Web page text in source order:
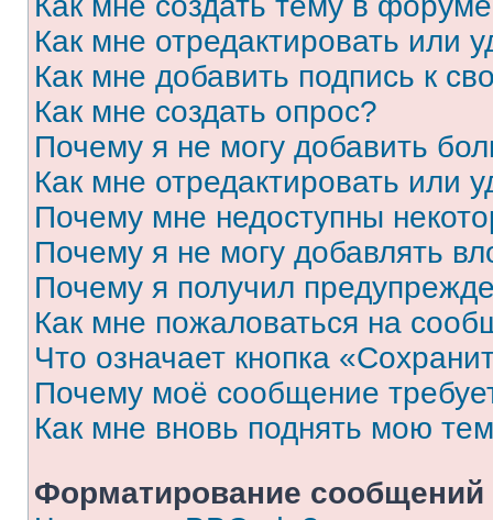
Как мне отредактировать или
Как мне добавить подпись к
Как мне создать опрос?
Почему я не могу добавить
Как мне отредактировать или
Почему мне недоступны
Почему я не могу добавлять
Почему я получил
Как мне пожаловаться на
Что означает кнопка
Почему моё сообщение
Как мне вновь поднять мою
Форматирование